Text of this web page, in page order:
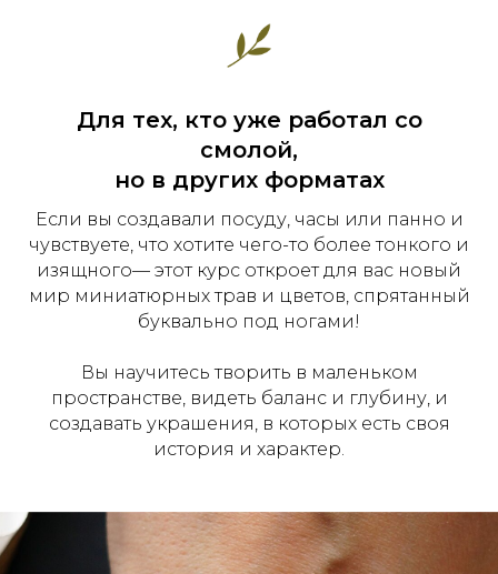
Для тех, кто уже работал со
смолой,
но в других форматах
Если вы создавали посуду, часы или панно и
чувствуете, что хотите чего-то более тонкого и
изящного— этот курс откроет для вас новый
мир миниатюрных трав и цветов, спрятанный
буквально под ногами!
Вы научитесь творить в маленьком
пространстве, видеть баланс и глубину, и
создавать украшения, в которых есть своя
история и характер.